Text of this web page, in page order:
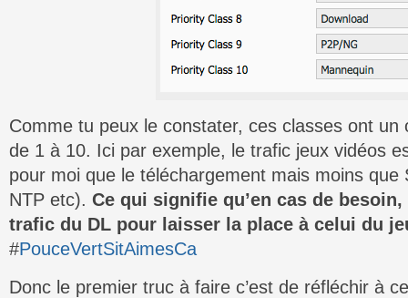
Comme tu peux le constater, ces classes ont un
de 1 à 10. Ici par exemple, le trafic jeux vidéos
pour moi que le téléchargement mais moins que
NTP etc). Ce qui signifie qu’en cas de
trafic du DL pour laisser la place à celui du
#PouceVertSitAimesCa
Donc le premier truc à faire c’est de réfléchir à